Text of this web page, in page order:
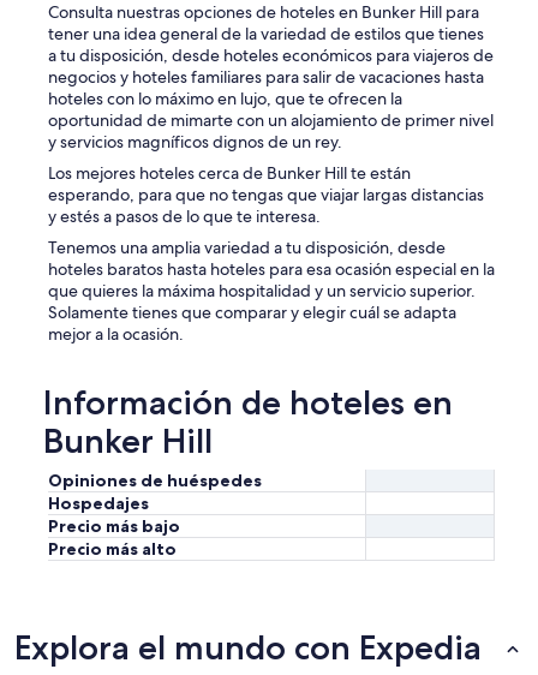
Consulta nuestras opciones de hoteles en Bunker Hill para
tener una idea general de la variedad de estilos que tienes
a tu disposición, desde hoteles económicos para viajeros de
negocios y hoteles familiares para salir de vacaciones hasta
hoteles con lo máximo en lujo, que te ofrecen la
oportunidad de mimarte con un alojamiento de primer nivel
y servicios magníficos dignos de un rey.
Los mejores hoteles cerca de Bunker Hill te están
esperando, para que no tengas que viajar largas distancias
y estés a pasos de lo que te interesa.
Tenemos una amplia variedad a tu disposición, desde
hoteles baratos hasta hoteles para esa ocasión especial en la
que quieres la máxima hospitalidad y un servicio superior.
Solamente tienes que comparar y elegir cuál se adapta
mejor a la ocasión.
Información de hoteles en
Bunker Hill
Opiniones de huéspedes
Hospedajes
Precio más bajo
Precio más alto
Explora el mundo con Expedia